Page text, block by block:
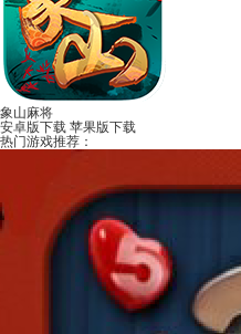
象山麻将
安卓版下载 苹果版下载
热门游戏推荐：